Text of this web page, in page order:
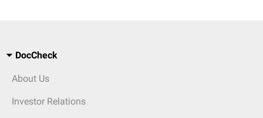
DocCheck
About Us
Investor Relations